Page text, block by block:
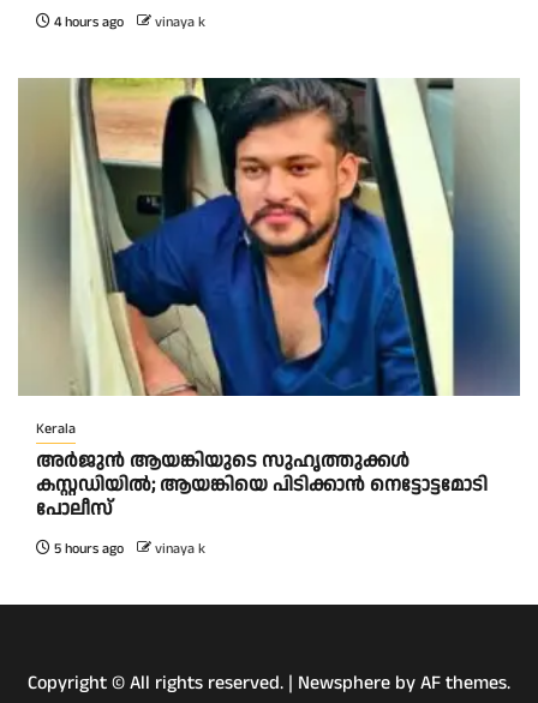
4 hours ago vinaya k
Kerala
അർജുൻ ആയങ്കിയുടെ സുഹൃത്തുക്കൾ
കസ്റ്റഡിയിൽ; ആയങ്കിയെ പിടിക്കാൻ നെട്ടോട്ടമോടി
പോലീസ്
5 hours ago vinaya k
Copyright © All rights reserved. | Newsphere by AF themes.